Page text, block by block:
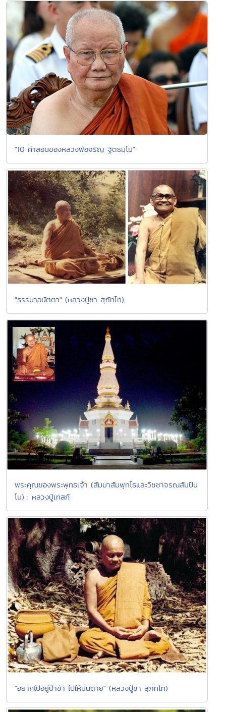
"10 คำสอนของหลวงพ่อจรัญ ฐิตธมฺโม"
"ธรรมาอนัตตา" (หลวงปู่ชา สุภัทโท)
พระคุณของพระพุทธเจ้า (สัมมาสัมพุทโธและวิชชาจรณสัมปัน
โน) : หลวงปู่เทสก์
"อยากไปอยู่ป่าช้า ไปให้มันตาย" (หลวงปู่ชา สุภัทโท)